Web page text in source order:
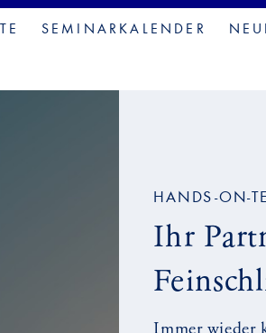
SEMINARKALENDER
HANDS-ON-
Ihr
Immer wieder